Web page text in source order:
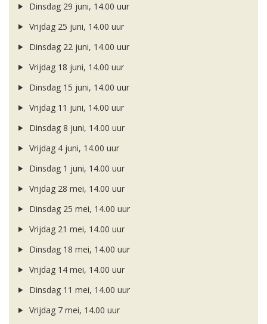
Dinsdag 29 juni, 14.00 uur
Vrijdag 25 juni, 14.00 uur
Dinsdag 22 juni, 14.00 uur
Vrijdag 18 juni, 14.00 uur
Dinsdag 15 juni, 14.00 uur
Vrijdag 11 juni, 14.00 uur
Dinsdag 8 juni, 14.00 uur
Vrijdag 4 juni, 14.00 uur
Dinsdag 1 juni, 14.00 uur
Vrijdag 28 mei, 14.00 uur
Dinsdag 25 mei, 14.00 uur
Vrijdag 21 mei, 14.00 uur
Dinsdag 18 mei, 14.00 uur
Vrijdag 14 mei, 14.00 uur
Dinsdag 11 mei, 14.00 uur
Vrijdag 7 mei, 14.00 uur